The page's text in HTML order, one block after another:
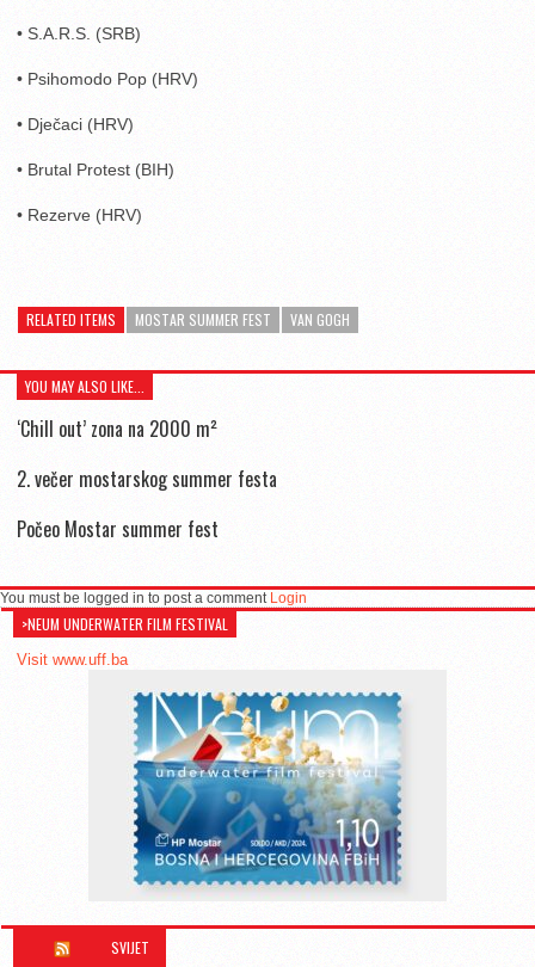
• S.A.R.S. (SRB)
• Psihomodo Pop (HRV)
• Dječaci (HRV)
• Brutal Protest (BIH)
• Rezerve (HRV)
RELATED ITEMS MOSTAR SUMMER FEST VAN GOGH
YOU MAY ALSO LIKE...
‘Chill out’ zona na 2000 m²
2. večer mostarskog summer festa
Počeo Mostar summer fest
You must be logged in to post a comment Login
>NEUM UNDERWATER FILM FESTIVAL
Visit www.uff.ba
SVIJET